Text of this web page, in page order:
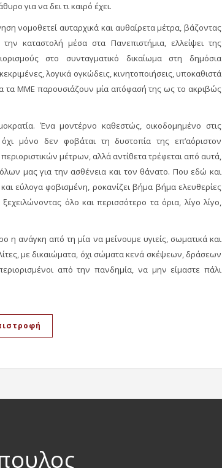
για να δει τι καιρό έχει.
νομοθετεί αυταρχικά και αυθαίρετα μέτρα, βάζοντας
καταστολή μέσα στα Πανεπιστήμια, ελλείψει της
στο συνταγματικό δικαίωμα στη δημόσια
λογικά ογκώδεις, κινητοποιήσεις, υποκαθιστά
τα ΜΜΕ παρουσιάζουν μία απόφασή της ως το ακριβώς
Ένα μοντέρνο καθεστώς, οικοδομημένο στις
μόνο δεν φοβάται τη δυστοπία της επ’αόριστον
μέτρων, αλλά αντίθετα τρέφεται από αυτά,
μας για την ασθένεια και τον θάνατο. Που εδώ και
εύλογα φοβισμένη, ροκανίζει βήμα βήμα ελευθερίες
όλο και περισσότερο τα όρια, λίγο λίγο,
η ανάγκη από τη μία να μείνουμε υγιείς, σωματικά και
με δικαιώματα, όχι σώματα κενά σκέψεων, δράσεων
από την πανδημία, να μην είμαστε πάλι